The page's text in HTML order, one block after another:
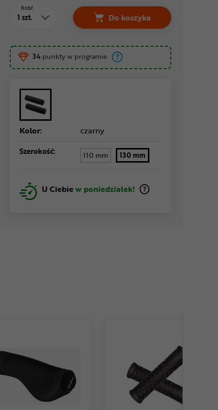
Ilość
Do koszyka
Gripy SRAM Racing Cena
34 punkty w programie
Kolor: czarny
Szerokość: 110 mm 130 mm
U Ciebiew poniedziałek!